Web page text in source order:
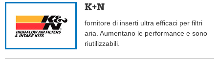
K+N
fornitore di inserti ultra efficaci per filtri
aria. Aumentano le performance e sono
riutilizzabili.